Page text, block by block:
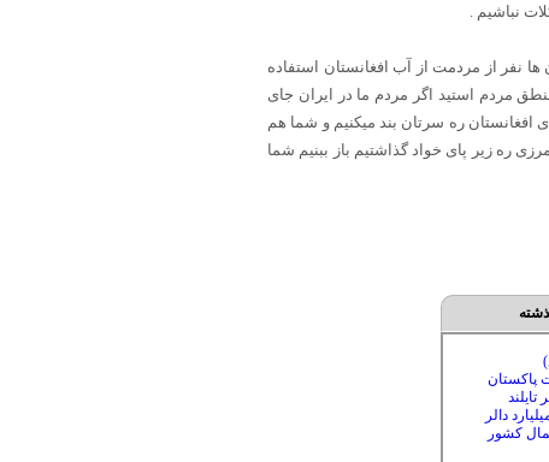
نباشیم .
نفر از مردمت از آب افغانستان استفاده
مردم استید اگر مردم ما در ایران جای
افغانستان ره سرتان بند میکنیم و شما هم
ره زیر پای خواد گذاشتیم باز ببنیم شما